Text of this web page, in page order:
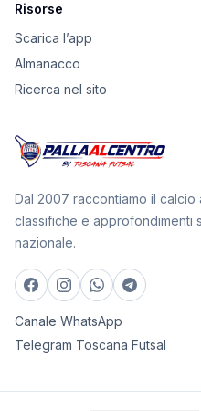
Risorse
Scarica l’app
Almanacco
Ricerca nel sito
Dal 2007 raccontiamo il calcio
classifiche e approfondimenti
nazionale.
Canale WhatsApp
Telegram Toscana Futsal